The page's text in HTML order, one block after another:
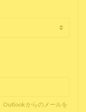
からのメールを